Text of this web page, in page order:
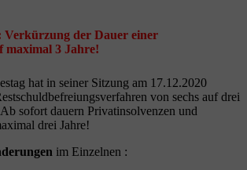
Verkürzung der Dauer einer
maximal 3 Jahre!
hat in seiner Sitzung am 17.12.2020
von sechs auf drei
sofort dauern Privatinsolvenzen und
drei Jahre!
im Einzelnen :